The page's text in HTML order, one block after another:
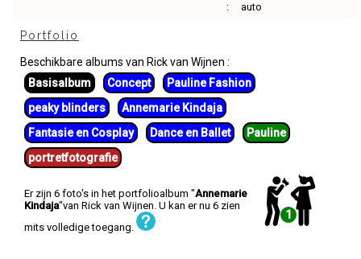
: auto
Portfolio
Beschikbare albums van Rick van Wijnen :
Basisalbum
Concept
Pauline Fashion
peaky blinders
Annemarie Kindaja
Fantasie en Cosplay
Dance en Ballet
Pauline
portretfotografie
Er zijn 6 foto's in het portfolioalbum "Annemarie
Kindaja"van Rick van Wijnen. U kan er nu 6 zien
mits volledige toegang.
1